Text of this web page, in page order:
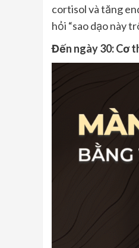
cortisol và tăng
hỏi “sao dạo này
Đến ngày 30: Cơ